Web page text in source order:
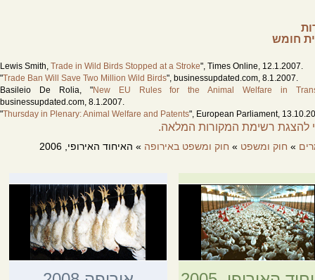
חומש
Lewis Smith, Trade in Wild Birds Stopped at a Stroke", Times Online, 12.1.2007.
"Trade Ban Will Save Two Million Wild Birds", businessupdated.com, 8.1.2007.
Basileio De Rolia, "New EU Rules for the Animal Welfare in
businessupdated.com, 8.1.2007.
"Thursday in Plenary: Animal Welfare and Patents", European Parliament,
Eurogroup delighted about overwhelming EP support for the Animal Welfare
Jeremy Smith (Reuters), "EU Considers Labelling Food to Boost Animal Welfare",
חתולים וכלבים
MEPs Back Action against Cat and Dog Fur Trade
", European Parliament,
Eu Ban on Cat and Dog Fur Proposed Following Gruesome Evidence", Care
Wild (CWI), 21.11.2006.
Cat and Dog Fur: Commission Proposes Total EU Ban", Reference: IP/
European Commission, 20.11.2006.
להצגת רשימת המקורות המלאה.
» חוק ומשפט » חוק ומשפט באירופה » האיחוד האירופי, 2006